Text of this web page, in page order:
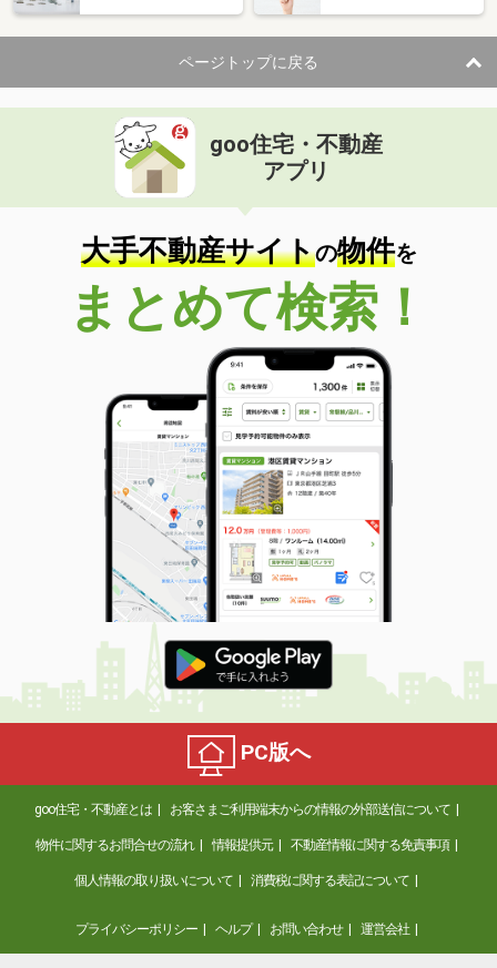
ページトップに戻る
goo住宅・不動産
アプリ
大手不動産サイトの物件を
まとめて検索！
PC版へ
goo住宅・不動産とは お客さまご利用端末からの情報の外部送信について
物件に関するお問合せの流れ 情報提供元 不動産情報に関する免責事項
個人情報の取り扱いについて 消費税に関する表記について
プライバシーポリシー ヘルプ お問い合わせ 運営会社